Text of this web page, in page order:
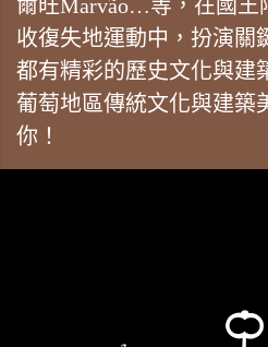
爾旺Marvão…等，在國王
收復失地運動中，扮演關
都有精彩的歷史文化與建
葡萄地區傳統文化與建築
你！